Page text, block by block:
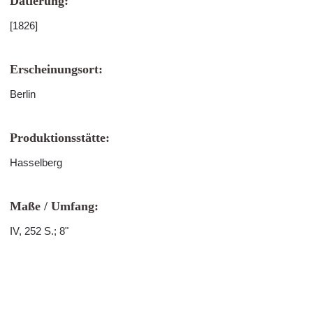
[1826]
Erscheinungsort:
Berlin
Produktionsstätte:
Hasselberg
Maße / Umfang:
IV, 252 S.; 8"